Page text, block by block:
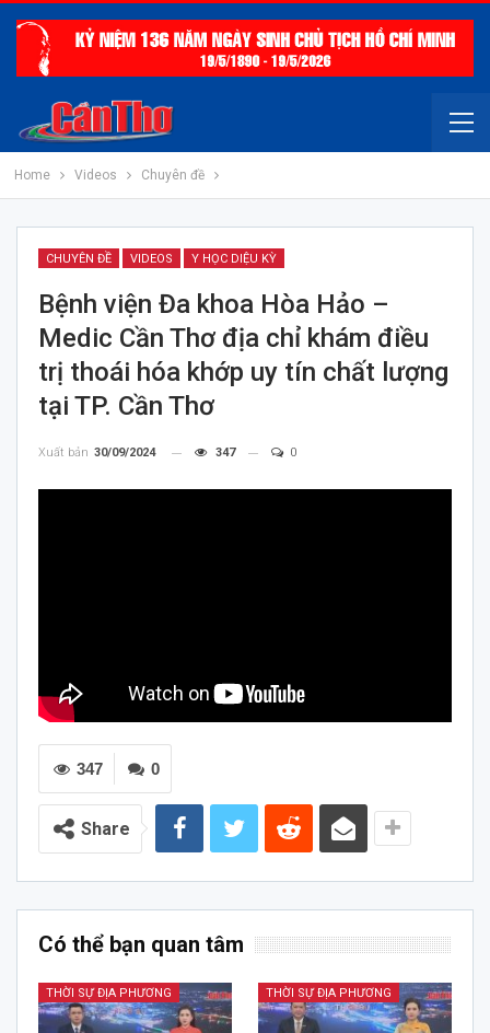
Home Videos Chuyên đề
CHUYÊN ĐỀ VIDEOS Y HỌC DIỆU KỲ
Bệnh viện Đa khoa Hòa Hảo –
Medic Cần Thơ địa chỉ khám điều
trị thoái hóa khớp uy tín chất lượng
tại TP. Cần Thơ
Xuất bản 30/09/2024 347 0
0
347
Share
Có thể bạn quan tâm
THỜI SỰ ĐỊA PHƯƠNG THỜI SỰ ĐỊA PHƯƠNG